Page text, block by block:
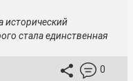
исторический
стала единственная
0